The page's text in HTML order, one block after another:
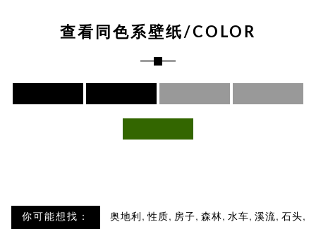
查看同色系壁纸/COLOR
你可能想找： 奥地利 ,性质, 房子, 森林, 水车, 溪流, 石头,